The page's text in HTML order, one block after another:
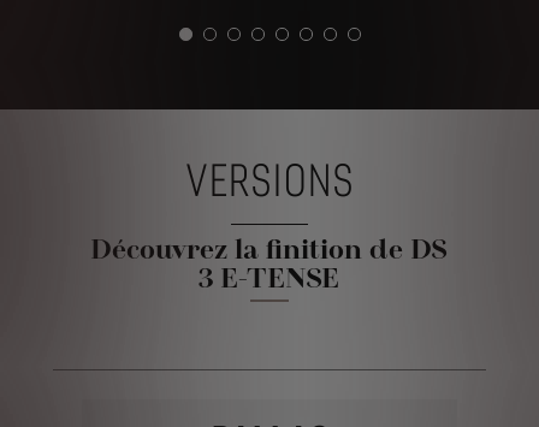
VERSIONS
Découvrez la finition de DS
3 E-TENSE